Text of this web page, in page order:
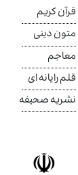
قرآن کریم
متون دینی
معاجم
قلم رایانه ای
نشریه صحیفه